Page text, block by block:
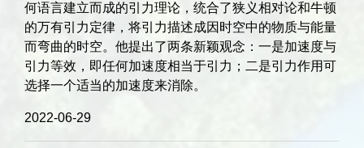
何语言建立而成的引力理论，统合了狭义相对论和牛顿
的万有引力定律，将引力描述成因时空中的物质与能量
而弯曲的时空。他提出了两条新颖观念：一是加速度与
引力等效，即任何加速度相当于引力；二是引力作用可
选择一个适当的加速度来消除。
2022-06-29